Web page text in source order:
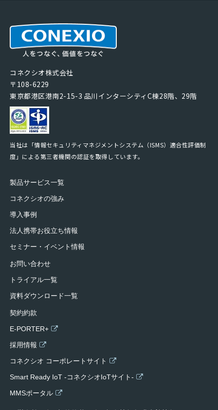
コネクシオ株式会社
〒108-6229
東京都港区港南2-15-3 品川インターシティC棟28階、29階
当社は「情報セキュリティマネジメントシステム（ISMS）適合性評価制
度」による第三者機関の認証を取得しています。
製品サービス一覧
コネクシオの強み
導入事例
法人携帯お役立ち情報
セミナー・イベント情報
お問い合わせ
トライアル一覧
資料ダウンロード一覧
契約約款
E-PORTER+
採用情報
コネクシオ コーポレートサイト
Smart Ready IoT -コネクシオIoTサイト-
MMSポータル